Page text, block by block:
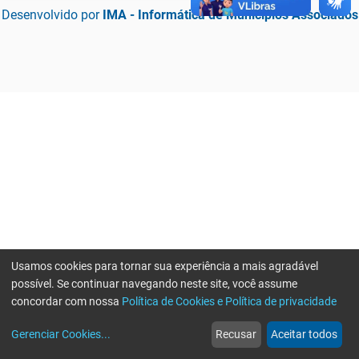
Desenvolvido por IMA - Informática de Municípios Associados
web
Notícias
more_horiz
Mais
Usamos cookies para tornar sua experiência a mais agradável
possível. Se continuar navegando neste site, você assume
concordar com nossa Política de Cookies e Política de privacidade
Gerenciar Cookies... Recusar Aceitar todos
Erro ao enviar informações, por favor tente novamente